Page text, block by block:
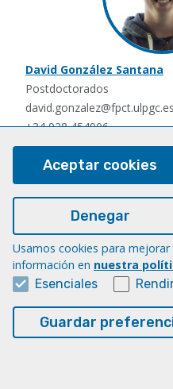
David González Santana
Postdoctorados
david.gonzalez@fpct.ulpgc.es
+34 928 454906
Postdoctorados
nauzet.hernandez@ulpgc.es
Aceptar cookies
Denegar
Usamos cookies para
información en nuestra
Esenciales
Guardar